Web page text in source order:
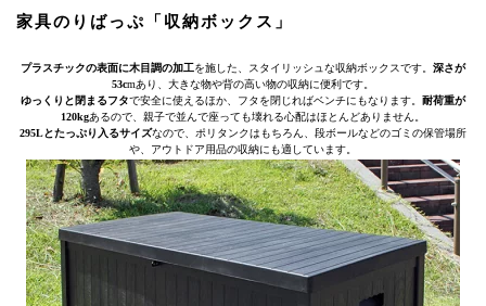
家具のりばっぷ「収納ボックス」
プラスチックの表面に木目調の加工を施した、スタイリッシュな収納ボックスです。 深さが
53cmあり、大きな物や背の高い物の収納に便利です。
ゆっくりと閉まるフタで安全に使えるほか、フタを閉じればベンチにもなります。 耐荷重が
120kgあるので、親子で並んで座っても壊れる心配はほとんどありません。
295Lとたっぷり入るサイズなので、ポリタンクはもちろん、段ボールなどのゴミの保管場所
や、アウトドア用品の収納にも適しています。